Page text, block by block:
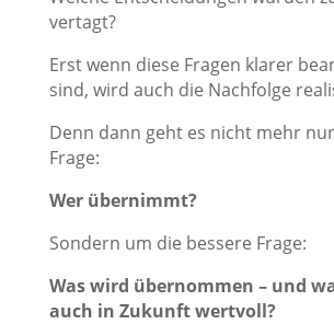
vertagt?
Erst wenn diese Fragen klarer
sind, wird auch die Nachfolge
Denn dann geht es nicht mehr
Frage:
Wer übernimmt?
Sondern um die bessere Frage:
Was wird übernommen – und
auch in Zukunft wertvoll?